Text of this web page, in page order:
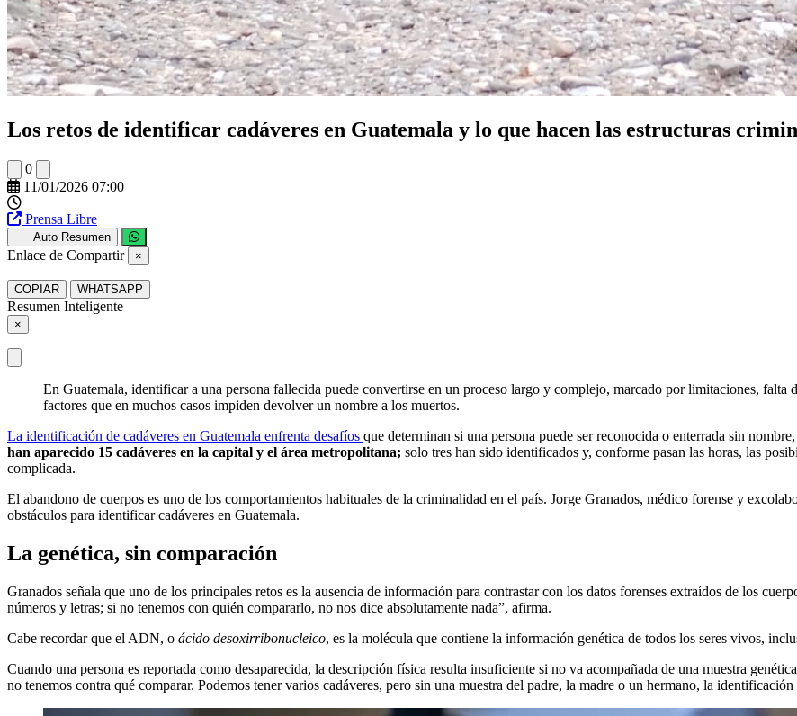
Los retos de identificar cadáveres en Guatemala y lo que hacen las estructuras
0
11/01/2026 07:00
Prensa Libre
Auto Resumen
Enlace de Compartir ×
COPIAR WHATSAPP
Resumen Inteligente
×
En Guatemala, identificar a una persona fallecida puede convertirse en un proceso largo y complejo, marcado por limitaciones,
factores que en muchos casos impiden devolver un nombre a los muertos.
La identificación de cadáveres en Guatemala enfrenta desafíos que determinan si una persona puede ser reconocida o enterrada sin
han aparecido 15 cadáveres en la capital y el área metropolitana; solo tres han sido identificados y, conforme pasan las horas, las
complicada.
El abandono de cuerpos es uno de los comportamientos habituales de la criminalidad en el país. Jorge Granados, médico forense y
obstáculos para identificar cadáveres en Guatemala.
La genética, sin comparación
Granados señala que uno de los principales retos es la ausencia de información para contrastar con los datos forenses extraídos de los
números y letras; si no tenemos con quién compararlo, no nos dice absolutamente nada”, afirma.
Cabe recordar que el ADN, o ácido desoxirribonucleico, es la molécula que contiene la información genética de todos los seres vivos,
Cuando una persona es reportada como desaparecida, la descripción física resulta insuficiente si no va acompañada de una muestra
no tenemos contra qué comparar. Podemos tener varios cadáveres, pero sin una muestra del padre, la madre o un hermano, la